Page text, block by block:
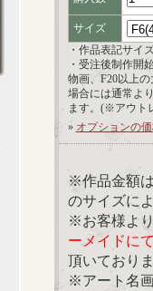
サイズ
・作品表記サイ
・受注後制作開
物画、F20以上
場合には通常よ
ます。(※アウト
» オプションの
※作品金額
のサイズに
※お客様よ
ーメイドに
頂いており
※アート名